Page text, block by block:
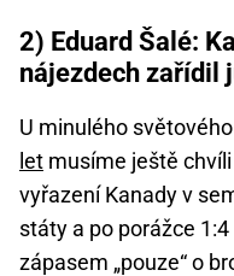
2) Eduard Šalé:
nájezdech zařídil
U minulého
let musíme ještě
vyřazení Kanady v
státy a po porážce
zápasem „pouze“ o